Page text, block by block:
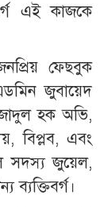
এই কাজকে
ফেছবুক
জুবায়েদ
হক অভি,
বিপ্লব, এবং
সদস্য জুয়েল,
ব্যক্তিবর্গ।